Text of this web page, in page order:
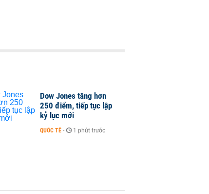
Dow Jones tăng hơn
250 điểm, tiếp tục lập
kỷ lục mới
QUỐC TẾ - 1 phút trước